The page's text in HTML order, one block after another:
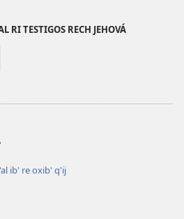
2022
RI TESTIGOS RECH JEHOVÁ
ib' re oxib' q'ij